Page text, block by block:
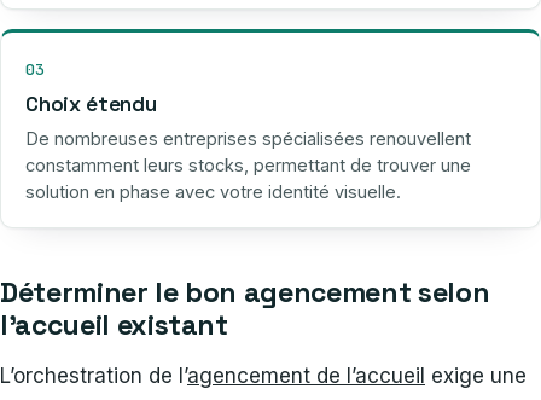
03
Choix étendu
De nombreuses entreprises spécialisées renouvellent
constamment leurs stocks, permettant de trouver une
solution en phase avec votre identité visuelle.
Déterminer le bon agencement selon
l’accueil existant
L’orchestration de l’agencement de l’accueil exige une